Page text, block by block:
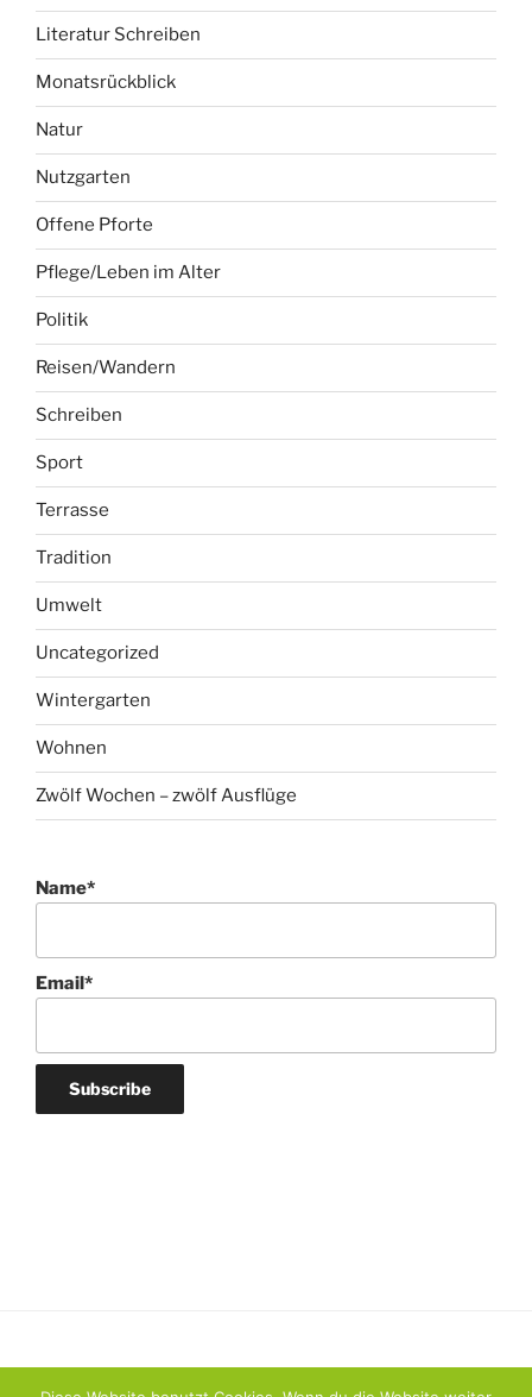
Literatur Schreiben
Monatsrückblick
Natur
Nutzgarten
Offene Pforte
Pflege/Leben im Alter
Politik
Reisen/Wandern
Schreiben
Sport
Terrasse
Tradition
Umwelt
Uncategorized
Wintergarten
Wohnen
Zwölf Wochen – zwölf Ausflüge
Name*
Email*